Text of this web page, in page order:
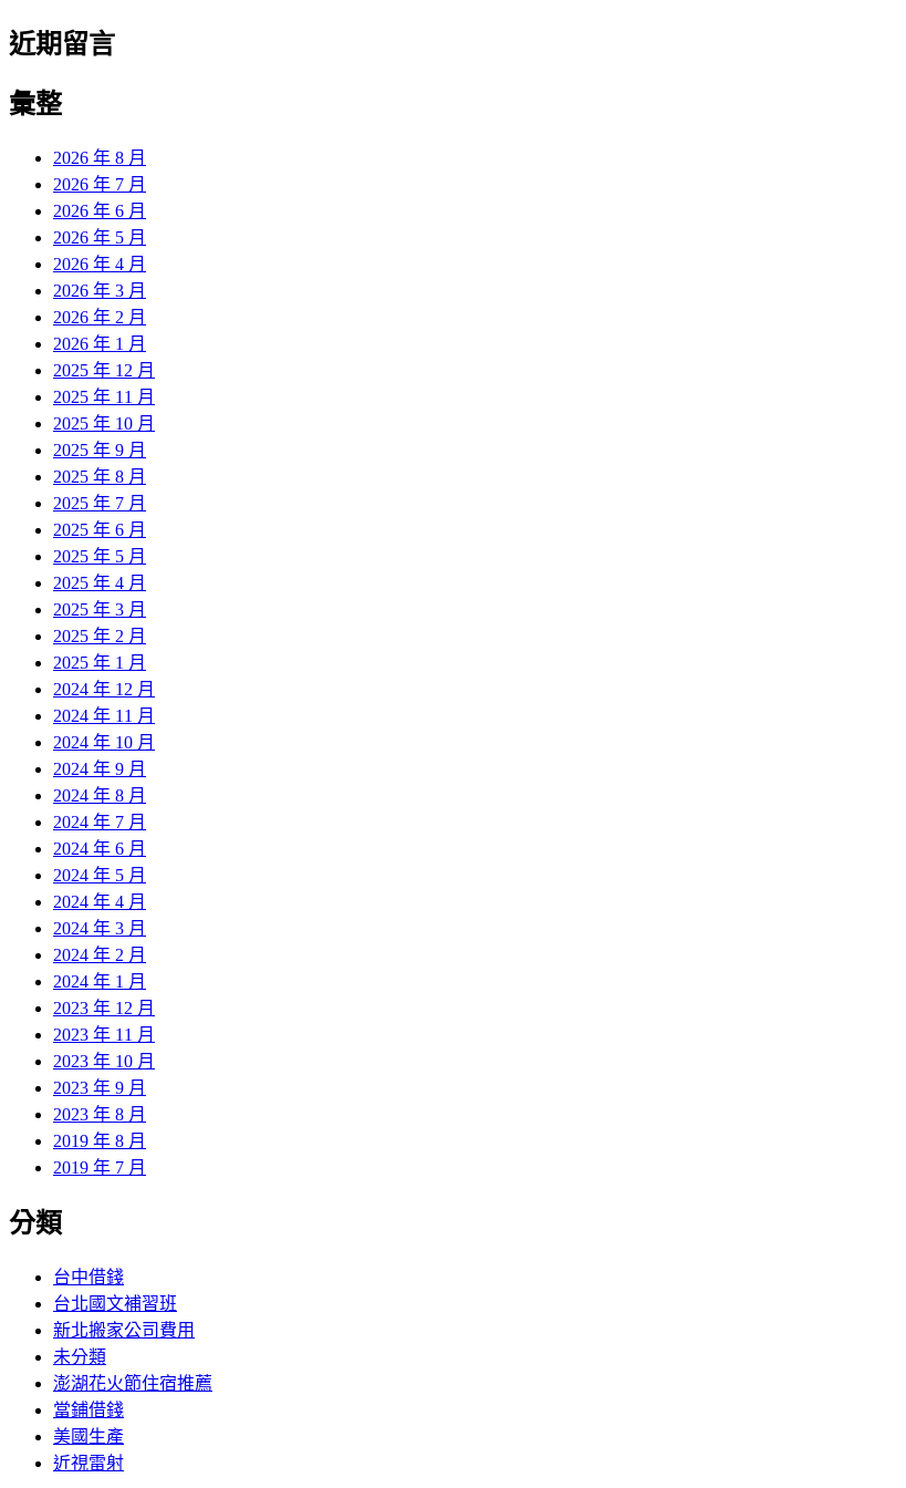
近期留言
彙整
2026 年 8 月
2026 年 7 月
2026 年 6 月
2026 年 5 月
2026 年 4 月
2026 年 3 月
2026 年 2 月
2026 年 1 月
2025 年 12 月
2025 年 11 月
2025 年 10 月
2025 年 9 月
2025 年 8 月
2025 年 7 月
2025 年 6 月
2025 年 5 月
2025 年 4 月
2025 年 3 月
2025 年 2 月
2025 年 1 月
2024 年 12 月
2024 年 11 月
2024 年 10 月
2024 年 9 月
2024 年 8 月
2024 年 7 月
2024 年 6 月
2024 年 5 月
2024 年 4 月
2024 年 3 月
2024 年 2 月
2024 年 1 月
2023 年 12 月
2023 年 11 月
2023 年 10 月
2023 年 9 月
2023 年 8 月
2019 年 8 月
2019 年 7 月
分類
台中借錢
台北國文補習班
新北搬家公司費用
未分類
澎湖花火節住宿推薦
當鋪借錢
美國生產
近視雷射